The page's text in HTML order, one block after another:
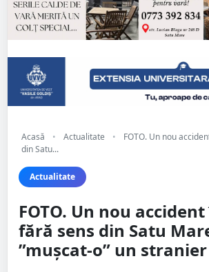
Acasă • Actualitate •
FOTO. Un nou
din Satu...
Actualitate
FOTO. Un nou
fără sens din Satu
”mușcat-o” un stranier